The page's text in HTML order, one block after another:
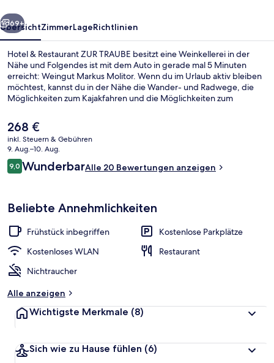
Weiter
69+
ÜbersichtZimmerLageRichtlinien
Hotel & Restaurant ZUR TRAUBE besitzt eine Weinkellerei in der
Nähe und Folgendes ist mit dem Auto in gerade mal 5 Minuten
erreicht: Weingut Markus Molitor. Wenn du im Urlaub aktiv bleiben
möchtest, kannst du in der Nähe die Wander- und Radwege, die
Möglichkeiten zum Kajakfahren und die Möglichkeiten zum
gratis WLAN, Parkplätze ohne Service und täglich von 08:00 Uhr bis
10:00 Uhr ein Frühstücksbuffet. Weitere Highlights sind eine
Terrasse, Möglichkeiten zur Fahrradreinigung und eine Ladestation
für E-Bikes.
Der
aktuelle
Preis
beträgt
268 €.
268 €
inkl. Steuern & Gebühren
9. Aug.–10. Aug.
Bewertungen
9,09,0 von 10.
WunderbarAlle 20 Bewertungen anzeigen
Beliebte Annehmlichkeiten
Frühstück inbegriffen
Kostenlose Parkplätze
Kostenloses WLAN
Restaurant
Nichtraucher
Alle anzeigen
Wichtigste Merkmale (8)
Sich wie zu Hause fühlen (6)